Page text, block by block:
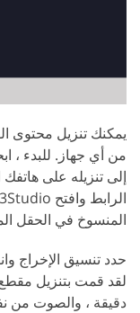
يمكنك تنزيل محتوى
إلى تنزيله على
المنسوخ في الحقل
حدد تنسيق الإخراج
دقيقة ، والصوت من نفس